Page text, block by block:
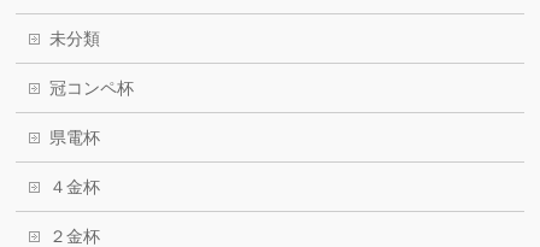
未分類
冠コンペ杯
県電杯
４金杯
２金杯